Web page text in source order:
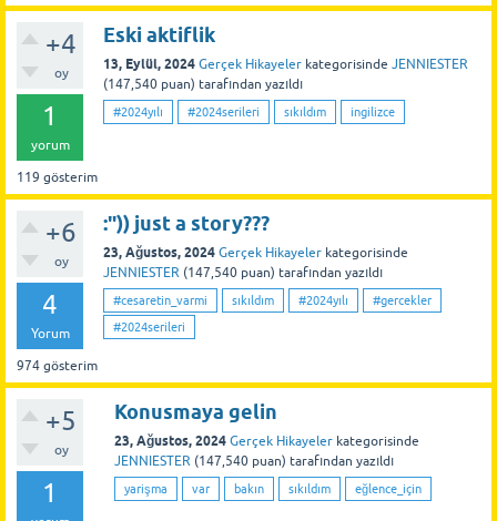
+4
oy
1
yorum
119 gösterim
Eski aktiflik
13, Eylül, 2024 Gerçek Hikayeler kategorisinde JENNIESTER
(147,540 puan) tarafından yazıldı
#2024yılı #2024serileri sıkıldım ingilizce
+6
oy
4
Yorum
974 gösterim
:")) just a story???
23, Ağustos, 2024 Gerçek Hikayeler kategorisinde
JENNIESTER (147,540 puan) tarafından yazıldı
#cesaretin_varmi sıkıldım #2024yılı
#gercekler
#2024serileri
+5
oy
1
Konusmaya gelin
23, Ağustos, 2024 Gerçek Hikayeler kategorisinde
JENNIESTER (147,540 puan) tarafından yazıldı
yarişma var bakın sıkıldım eğlence_için